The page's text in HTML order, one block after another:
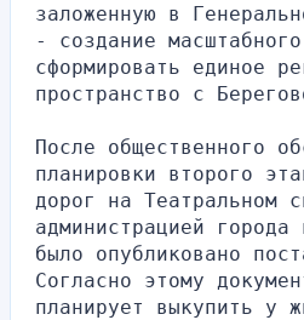
заложенную в
- создание
сформировать единое
пространство с
После общественного
планировки второго
дорог на Театральном
администрацией
было опубликовано
Согласно этому
планирует выкупить у